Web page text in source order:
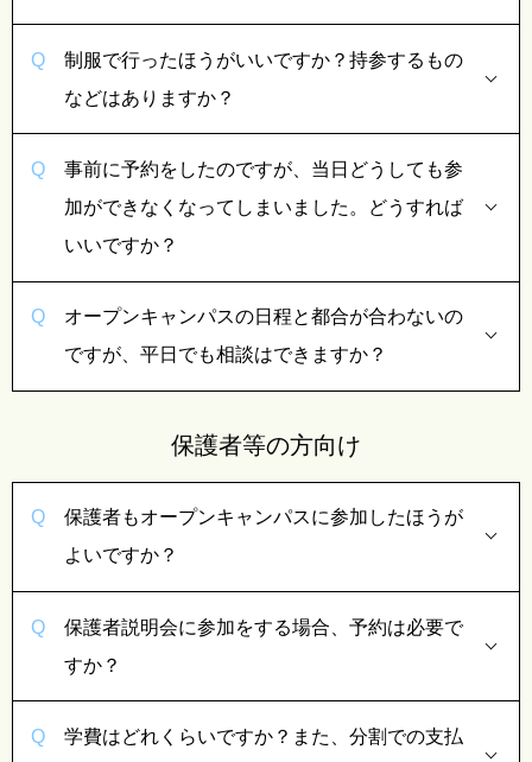
制服で行ったほうがいいですか？持参するもの
などはありますか？
事前に予約をしたのですが、当日どうしても参
加ができなくなってしまいました。どうすれば
いいですか？
オープンキャンパスの日程と都合が合わないの
ですが、平日でも相談はできますか？
保護者等の方向け
保護者もオープンキャンパスに参加したほうが
よいですか？
保護者説明会に参加をする場合、予約は必要で
すか？
学費はどれくらいですか？また、分割での支払